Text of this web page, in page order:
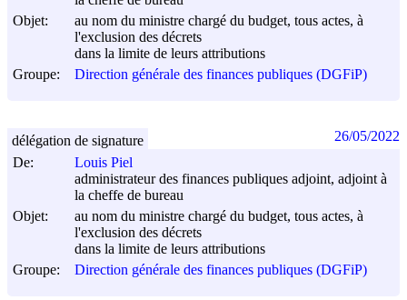
Objet:
au nom du ministre chargé du budget, tous actes, à
l'exclusion des décrets
dans la limite de leurs attributions
Groupe:
Direction générale des finances publiques (DGFiP)
De:
Louis Piel
administrateur des finances publiques adjoint, adjoint à
la cheffe de bureau
Objet:
au nom du ministre chargé du budget, tous actes, à
l'exclusion des décrets
dans la limite de leurs attributions
Groupe:
Direction générale des finances publiques (DGFiP)
délégation de signature 26/05/2022